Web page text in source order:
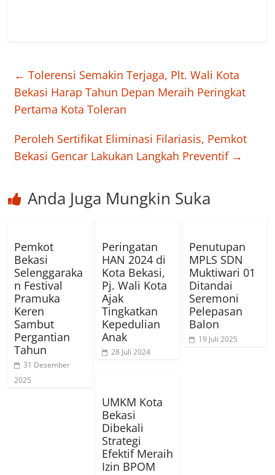
← Tolerensi Semakin Terjaga, Plt. Wali Kota
Bekasi Harap Tahun Depan Meraih Peringkat
Pertama Kota Toleran
Peroleh Sertifikat Eliminasi Filariasis, Pemkot
Bekasi Gencar Lakukan Langkah Preventif →
Anda Juga Mungkin Suka
Pemkot
Bekasi
Selenggaraka
n Festival
Pramuka
Keren
Sambut
Pergantian
Tahun
31 Desember
2025
Peringatan
HAN 2024 di
Kota Bekasi,
Pj. Wali Kota
Ajak
Tingkatkan
Kepedulian
Anak
28 Juli 2024
Penutupan
MPLS SDN
Muktiwari 01
Ditandai
Seremoni
Pelepasan
Balon
19 Juli 2025
UMKM Kota
Bekasi
Dibekali
Strategi
Efektif Meraih
Izin BPOM